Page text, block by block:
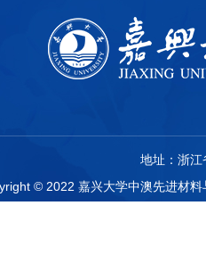
地址：浙
© 2022 嘉兴大学中澳先进